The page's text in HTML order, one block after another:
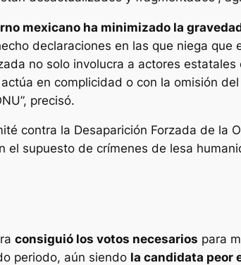
mexicano ha minimizado la
declaraciones en las que niega
no solo involucra a actores
en complicidad o con la omisión
precisó.
contra la Desaparición Forzada de la
el supuesto de crímenes de lesa
consiguió los votos necesarios para
periodo, aún siendo la candidata peor